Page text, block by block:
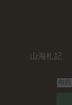
山海札記